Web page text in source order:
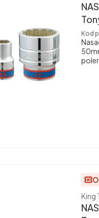
Kod
King